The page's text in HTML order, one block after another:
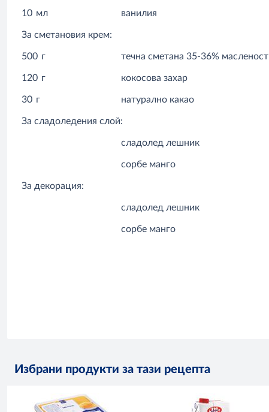
10 мл ванилия
За сметановия крем:
500 г течна сметана 35-36% масленост
120 г кокосова захар
30 г натурално какао
За сладоледения слой:
сладолед лешник
сорбе манго
За декорация:
сладолед лешник
сорбе манго
Избрани продукти за тази рецепта